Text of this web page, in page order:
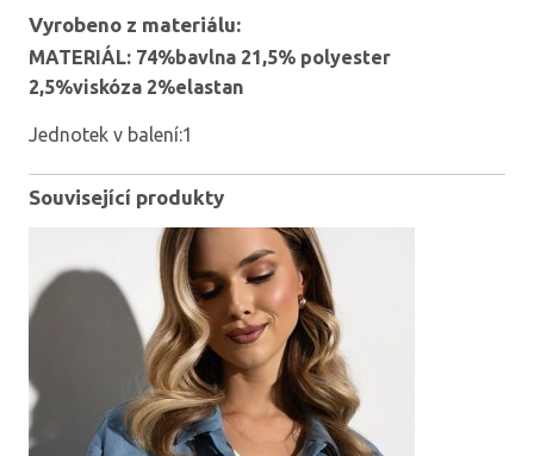
Vyrobeno z materiálu:
MATERIÁL: 74%bavlna 21,5% polyester
2,5%viskóza 2%elastan
Jednotek v balení:1
Související produkty